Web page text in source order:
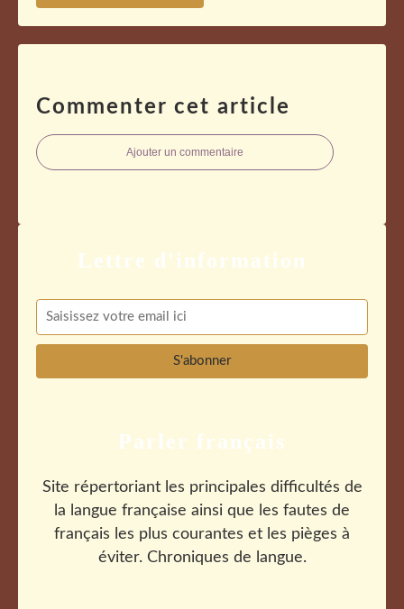
Commenter cet article
Ajouter un commentaire
Parler français
Site répertoriant les principales difficultés de
la langue française ainsi que les fautes de
français les plus courantes et les pièges à
éviter. Chroniques de langue.